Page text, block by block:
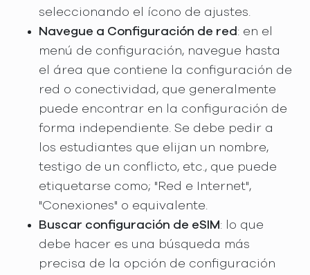
seleccionando el ícono de ajustes.
Navegue a Configuración de red : en el
menú de configuración, navegue hasta
el área que contiene la configuración de
red o conectividad, que generalmente
puede encontrar en la configuración de
forma independiente. Se debe pedir a
los estudiantes que elijan un nombre,
testigo de un conflicto, etc., que puede
etiquetarse como; "Red e Internet",
"Conexiones" o equivalente.
Buscar configuración de eSIM: lo que
debe hacer es una búsqueda más
precisa de la opción de configuración